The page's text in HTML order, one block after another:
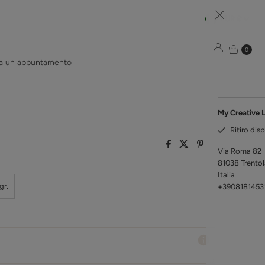
un appuntamento
0
My Creative
Ritiro
Via Roma 82
81038
Italia